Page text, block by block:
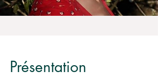
Présentation